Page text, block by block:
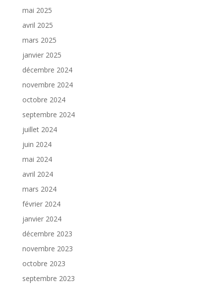
mai 2025
avril 2025
mars 2025
janvier 2025
décembre 2024
novembre 2024
octobre 2024
septembre 2024
juillet 2024
juin 2024
mai 2024
avril 2024
mars 2024
février 2024
janvier 2024
décembre 2023
novembre 2023
octobre 2023
septembre 2023